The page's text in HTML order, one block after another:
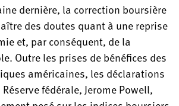
dernière, la correction boursière
des doutes quant à une reprise
et, par conséquent, de la
Outre les prises de bénéfices des
américaines, les déclarations
fédérale, Jerome Powell,